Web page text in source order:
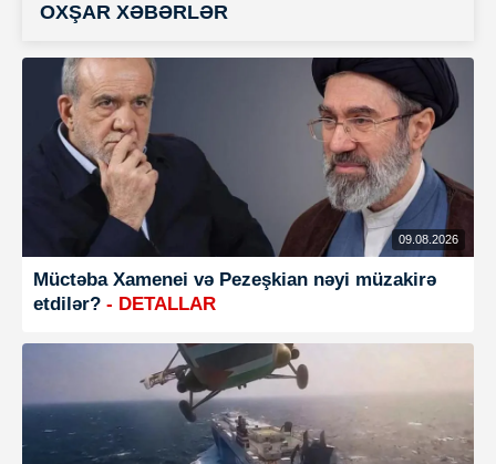
OXŞAR XƏBƏRLƏR
09.08.2026
Müctəba Xamenei və Pezeşkian nəyi müzakirə
etdilər? - DETALLAR